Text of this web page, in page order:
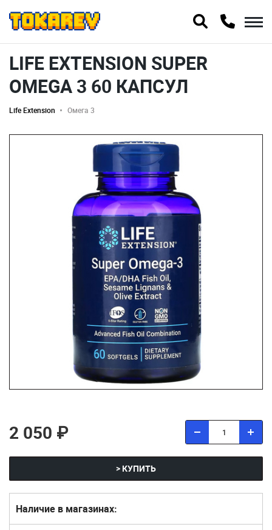
LIFE EXTENSION SUPER
OMEGA 3 60 КАПСУЛ
Life Extension Омега 3
2 050 ₽
> КУПИТЬ
Наличие в магазинах: